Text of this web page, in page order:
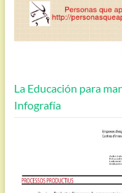
La Educación para
Infografía